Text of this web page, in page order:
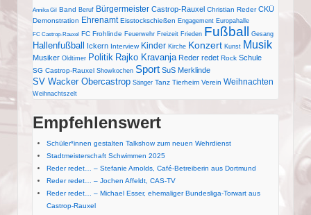
Annika Gil Band Beruf Bürgermeister Castrop-Rauxel Christian Reder CKÜ
Demonstration Ehrenamt Eisstockschießen Engagement Europahalle
FC Castrop-Rauxel FC Frohlinde Feuerwehr Freizeit Frieden Fußball Gesang
Hallenfußball Ickern Interview Kinder Kirche Konzert Kunst Musik
Musiker Oldtimer Politik Rajko Kravanja Reder redet Rock Schule
SG Castrop-Rauxel Showkochen Sport SuS Merklinde
SV Wacker Obercastrop Sänger Tanz Tierheim Verein Weihnachten
Weihnachtszelt
Empfehlenswert
Schüler*innen gestalten Talkshow zum neuen Wehrdienst
Stadtmeisterschaft Schwimmen 2025
Reder redet… – Stefanie Arnolds, Café-Betreiberin aus Dortmund
Reder redet… – Jochen Affeldt, CAS-TV
Reder redet… – Michael Esser, ehemaliger Bundesliga-Torwart aus
Castrop-Rauxel